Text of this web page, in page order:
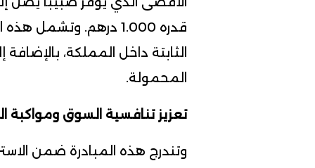
قدره 1.000 درهم.
الثابتة داخل المملكة،
المحمولة.
تعزيز تنافسية السوق ومواكبة
وتندرج هذه المبادرة ضمن